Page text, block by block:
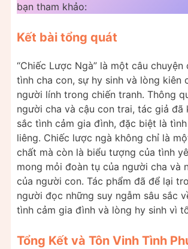
bạn tham khảo:
Kết bài tổng quát
“Chiếc Lược Ngà” là một câu
tình cha con, sự hy sinh và lòng kiên
người lính trong chiến tranh. Thông
người cha và cậu con trai, tác giả đã
sắc tình cảm gia đình, đặc biệt là
liêng. Chiếc lược ngà không chỉ là
chất mà còn là biểu tượng của tình
mong mỏi đoàn tụ của người cha và
của người con. Tác phẩm đã để lại
người đọc những suy ngẫm sâu sắc
tình cảm gia đình và lòng hy sinh vì
Tổng Kết và Tôn Vinh Tình